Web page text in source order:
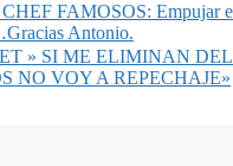
FAMOSOS: Empujar
Antonio.
» SI ME ELIMINAN
NO VOY A REPECHAJE»